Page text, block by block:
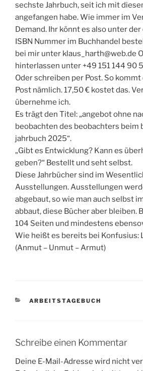
sechste Jahrbuch, seit ich mit
angefangen habe. Wie immer im
Demand. Ihr könnt es also unter
ISBN Nummer im Buchhandel
bei mir unter klaus_harth@web.de
hinterlassen unter +49 151 144 90
Oder schreiben per Post. So kommt
Post nämlich. 17,50 € kostet das.
übernehme ich.
Es trägt den Titel: „angebot ohne
beobachten des beobachters beim
jahrbuch 2025“.
„Gibt es Entwicklung? Kann es
geben?“ Bestellt und seht selbst.
Diese Jahrbücher sind im
Ausstellungen. Ausstellungen
abgebaut, so wie man auch selbst
abbaut, diese Bücher aber bleiben.
104 Seiten und mindestens
Wie heißt es bereits bei Konfusius:
(Anmut – Unmut – Armut)
KATEGORIEN
ARBEITSTAGEBUCH
Schreibe einen Kommentar
Deine E-Mail-Adresse wird nicht